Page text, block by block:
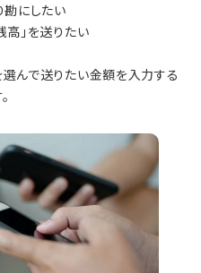
勘にしたい
高」を送りたい
んで送りたい金額を入力する